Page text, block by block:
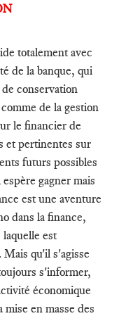
totalement avec
de la banque, qui
conservation
de la gestion
le financier de
et pertinentes sur
futurs possibles
gagner mais
est une aventure
dans la finance,
laquelle est
Mais qu'il s'agisse
s'informer,
économique
en masse des